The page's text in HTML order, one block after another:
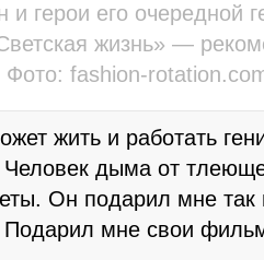
и герои его очередной
жизнь» —
Фото: fashion-
жить и работать
Человек дыма от
Он подарил мне так
Подарил мне свои